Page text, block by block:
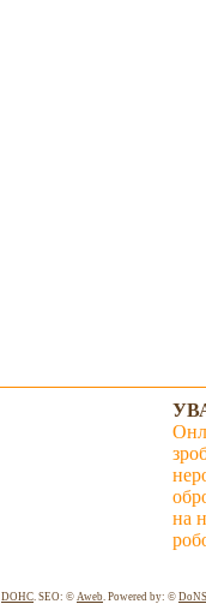
на
DOHC. SEO: © Aweb. Powered by: ©